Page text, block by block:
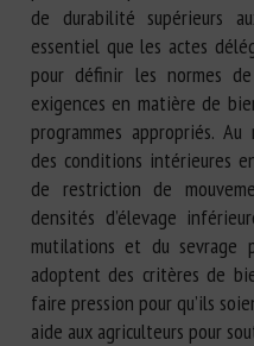
de durabilité supérieurs
essentiel que les actes
pour définir les normes
exigences en matière de
programmes appropriés.
des conditions intérieures
de restriction de
densités d’élevage
mutilations et du sevrage
adoptent des critères de
faire pression pour qu’ils
aide aux agriculteurs pour